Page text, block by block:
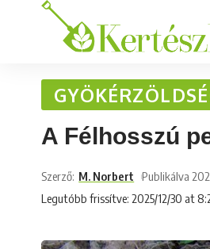
A Félhosszú
Legutóbb frissítve: 2025/12/30 at
Szerző: M. Norbert Publikálva